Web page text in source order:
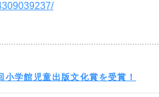
学館児童出版文化賞を受賞！